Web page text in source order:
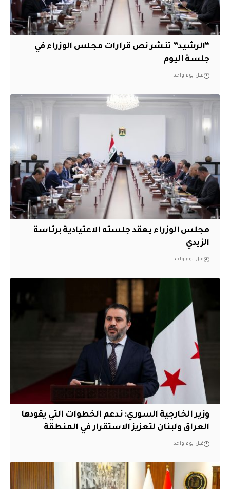
“الرشيد” تنشر نص قرارات مجلس الوزراء في
جلسة اليوم
قبل يوم واحد
مجلس الوزراء يعقد جلسته الاعتيادية برئاسة
الزيدي
قبل يوم واحد
وزير الخارجية السوري: ندعم الخطوات التي يقودها
العراق ولبنان لتعزيز الاستقرار في المنطقة
قبل يوم واحد